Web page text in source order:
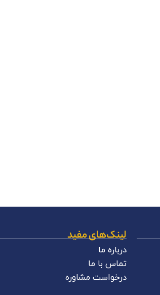
لینک‌های مفید
درباره ما
تماس با ما
درخواست مشاوره